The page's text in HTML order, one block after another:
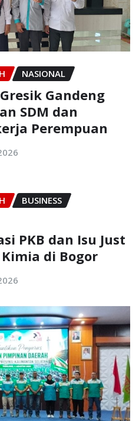
NASIONAL
Gresik Gandeng
SDM dan
Perempuan
BUSINESS
PKB dan Isu Just
di Bogor